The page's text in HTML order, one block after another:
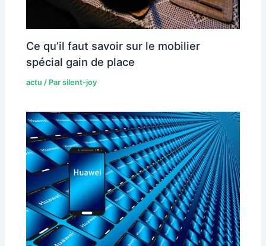
Ce qu’il faut savoir sur le mobilier
spécial gain de place
actu / Parsilent-joy